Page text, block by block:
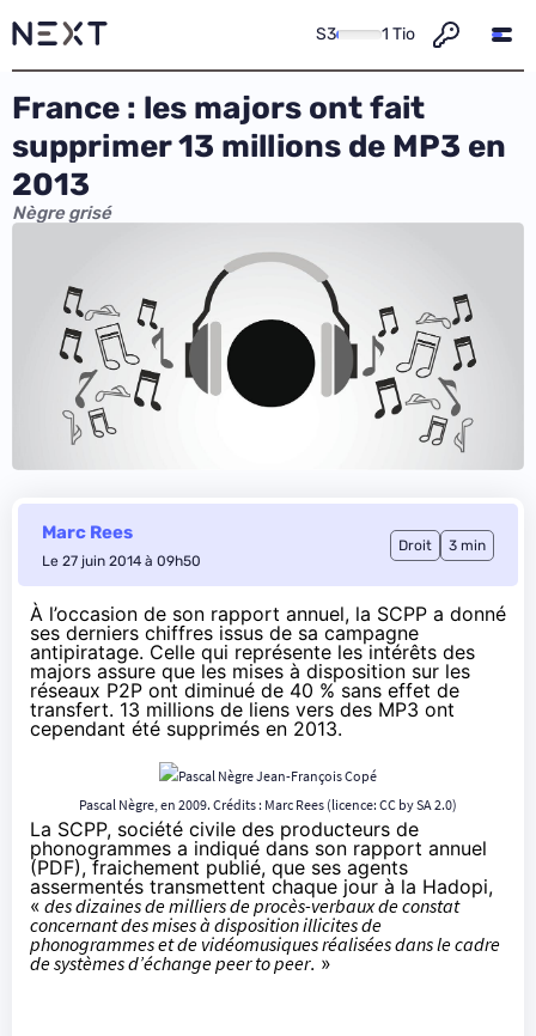
S3 1 Tio
France : les majors ont fait
supprimer 13 millions de MP3 en
2013
Nègre grisé
Marc Rees
Le 27 juin 2014 à 09h50
Droit 3 min
À l’occasion de son rapport annuel, la SCPP a donné
ses derniers chiffres issus de sa campagne
antipiratage. Celle qui représente les intérêts des
majors assure que les mises à disposition sur les
réseaux P2P ont diminué de 40 % sans effet de
transfert. 13 millions de liens vers des MP3 ont
cependant été supprimés en 2013.
Pascal Nègre, en 2009. Crédits : Marc Rees (licence: CC by SA 2.0)
La SCPP, société civile des producteurs de
phonogrammes a indiqué dans son rapport annuel
(PDF), fraichement publié, que ses agents
assermentés transmettent chaque jour à la Hadopi,
« des dizaines de milliers de procès-verbaux de constat
concernant des mises à disposition illicites de
phonogrammes et de vidéomusiques réalisées dans le cadre
de systèmes d’échange peer to peer. »